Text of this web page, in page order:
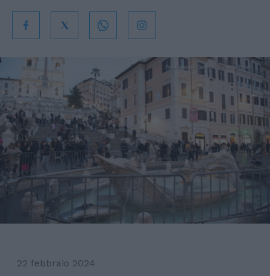
22 febbraio 2024